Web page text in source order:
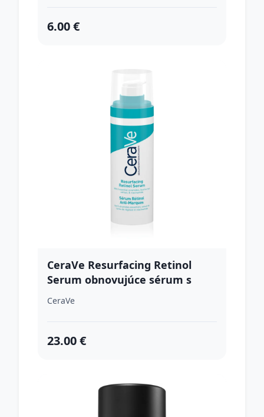
6.00 €
CeraVe Resurfacing Retinol
Serum obnovujúce sérum s
retinolom 30 ml
CeraVe
23.00 €